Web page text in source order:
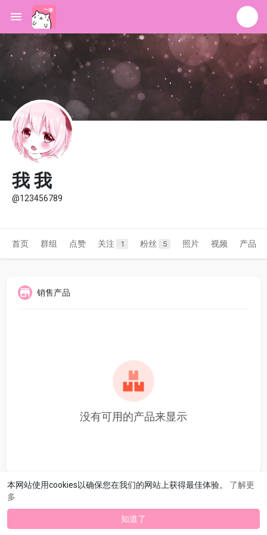
本网站使用cookies以确保您在我们的网站上获得最佳体验。 了解更
多
知道了
我 我
@123456789
首页 群组 点赞 关注 1 粉丝 5 照片 视频 产品
销售产品
没有可用的产品来显示